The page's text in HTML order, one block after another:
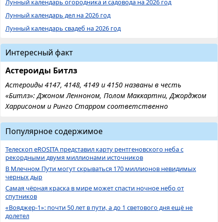
Лунный календарь огородника и садовода на 2026 год
Лунный календарь дел на 2026 год
Лунный календарь свадеб на 2026 год
Интересный факт
Астероиды Битлз
Астероиды 4147, 4148, 4149 и 4150 названы в честь
«Битлз»: Джоном Ленноном, Полом Маккартни, Джорджом
Харрисоном и Ринго Старром соответственно
Популярное содержимое
Телескоп eROSITA представил карту рентгеновского неба с
рекордными двумя миллионами источников
В Млечном Пути могут скрываться 170 миллионов невидимых
черных дыр
Самая чёрная краска в мире может спасти ночное небо от
спутников
«Вояджер-1»: почти 50 лет в пути, а до 1 светового дня ещё не
долетел